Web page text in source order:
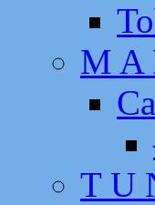
M A
T U